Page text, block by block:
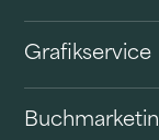
Grafikservice